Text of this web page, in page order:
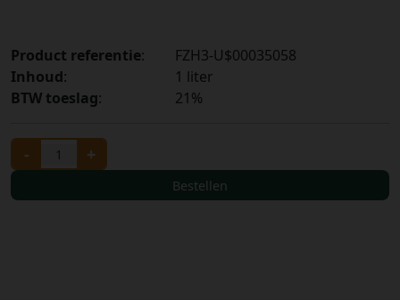
Product referentie:
FZH3-U$00035058
Inhoud:
1 liter
BTW toeslag: 21%
- +
Bestellen